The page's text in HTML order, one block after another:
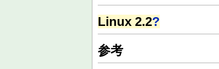
Linux 2.2?
参考